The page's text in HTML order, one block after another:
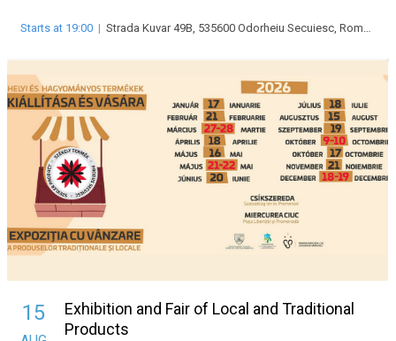
Starts at 19:00 | Strada Kuvar 49B, 535600 Odorheiu Secuiesc, Románia
15
Exhibition and Fair of Local and Traditional
Products